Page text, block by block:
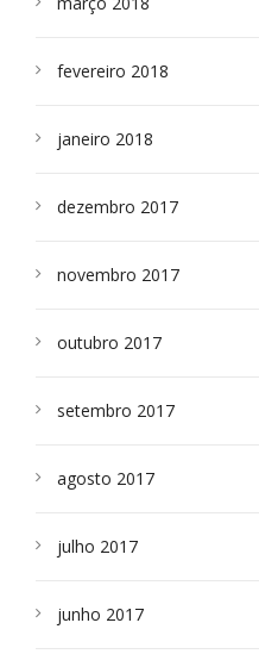
fevereiro 2018
janeiro 2018
dezembro 2017
novembro 2017
outubro 2017
setembro 2017
agosto 2017
julho 2017
junho 2017